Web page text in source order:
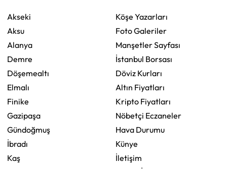
Akseki
Aksu
Alanya
Demre
Döşemealtı
Elmalı
Finike
Gazipaşa
Gündoğmuş
İbradı
Kaş
Köşe Yazarları
Foto Galeriler
Manşetler Sayfası
İstanbul Borsası
Döviz Kurları
Altın Fiyatları
Kripto Fiyatları
Nöbetçi Eczaneler
Hava Durumu
Künye
İletişim